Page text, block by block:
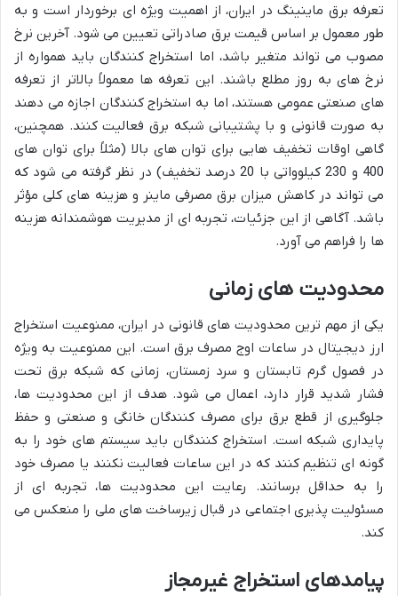
تعرفه برق ماینینگ در ایران، از اهمیت ویژه ای برخوردار است و به
طور معمول بر اساس قیمت برق صادراتی تعیین می شود. آخرین نرخ
مصوب می تواند متغیر باشد، اما استخراج کنندگان باید همواره از
نرخ های به روز مطلع باشند. این تعرفه ها معمولاً بالاتر از تعرفه
های صنعتی عمومی هستند، اما به استخراج کنندگان اجازه می دهند
به صورت قانونی و با پشتیبانی شبکه برق فعالیت کنند. همچنین،
گاهی اوقات تخفیف هایی برای توان های بالا (مثلاً برای توان های
400 و 230 کیلوواتی با 20 درصد تخفیف) در نظر گرفته می شود که
می تواند در کاهش میزان برق مصرفی ماینر و هزینه های کلی مؤثر
باشد. آگاهی از این جزئیات، تجربه ای از مدیریت هوشمندانه هزینه
ها را فراهم می آورد.
محدودیت های زمانی
یکی از مهم ترین محدودیت های قانونی در ایران، ممنوعیت استخراج
ارز دیجیتال در ساعات اوج مصرف برق است. این ممنوعیت به ویژه
در فصول گرم تابستان و سرد زمستان، زمانی که شبکه برق تحت
فشار شدید قرار دارد، اعمال می شود. هدف از این محدودیت ها،
جلوگیری از قطع برق برای مصرف کنندگان خانگی و صنعتی و حفظ
پایداری شبکه است. استخراج کنندگان باید سیستم های خود را به
گونه ای تنظیم کنند که در این ساعات فعالیت نکنند یا مصرف خود
را به حداقل برسانند. رعایت این محدودیت ها، تجربه ای از
مسئولیت پذیری اجتماعی در قبال زیرساخت های ملی را منعکس می
کند.
پیامدهای استخراج غیرمجاز